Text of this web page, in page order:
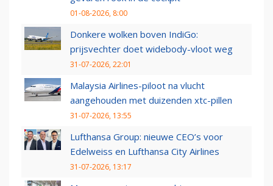
01-08-2026, 8:00
Donkere wolken boven IndiGo:
prijsvechter doet widebody-vloot weg
31-07-2026, 22:01
Malaysia Airlines-piloot na vlucht
aangehouden met duizenden xtc-pillen
31-07-2026, 13:55
Lufthansa Group: nieuwe CEO’s voor
Edelweiss en Lufthansa City Airlines
31-07-2026, 13:17